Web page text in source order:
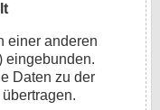
einer anderen
eingebunden.
Daten zu der